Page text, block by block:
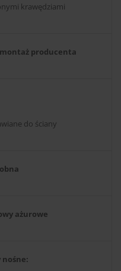
krawędziami
producenta
do ściany
ażurowe
nośne: